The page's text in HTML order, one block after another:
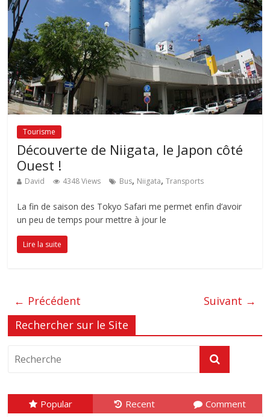
Tourisme
Découverte de Niigata, le Japon côté
Ouest !
David 4348 Views Bus, Niigata,Transports
La fin de saison des Tokyo Safari me permet enfin d’avoir
un peu de temps pour mettre à jour le
Lire la suite
← Précédent
Suivant →
Rechercher sur le Site
Popular Recent Comment